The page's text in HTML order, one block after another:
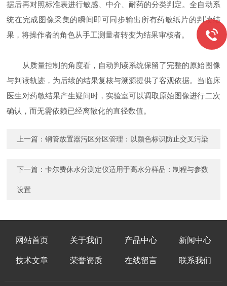
据后再对照标准表进行敏感、中介、耐药的分类判定。全自动系
统在完成图像采集的瞬间即可同步输出所有药敏纸片的判读结
果，将操作者的角色从手工测量者转变为结果审核者。
从质量控制的角度看，自动判读系统保留了完整的原始图像
与判读轨迹，为后续的结果复核与溯源提供了客观依据。当临床
医生对药敏结果产生疑问时，实验室可以调取原始图像进行二次
确认，而无需依赖已经离散化的直径数值。
上一篇：钢管放置器污区分区管理：以颜色标识防止交叉污染
下一篇：卡尔费休水分测定仪适用于高水分样品：制程与参数
设置
网站首页 关于我们 产品中心 新闻中心
技术文章 荣誉资质 在线留言 联系我们